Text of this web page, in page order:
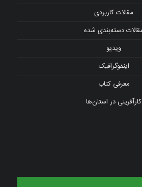
مقالات کاربردی
دسته‌بندی شده
ویدیو
اینفوگرافیک
معرفی کتاب
کارآفرینی در استان‌ها